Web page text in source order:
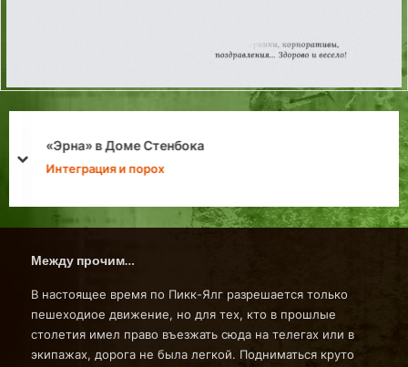
«Эрна» в Доме Стенбока
Интеграция и порох
prev
next
Между прочим…
В настоящее время по Пикк-Ялг разрешается только
пешеходиое движение, но для тех, кто в прошлые
столетия имел право въезжать сюда на телегах или в
экипажах, дорога не была легкой. Подниматься круто